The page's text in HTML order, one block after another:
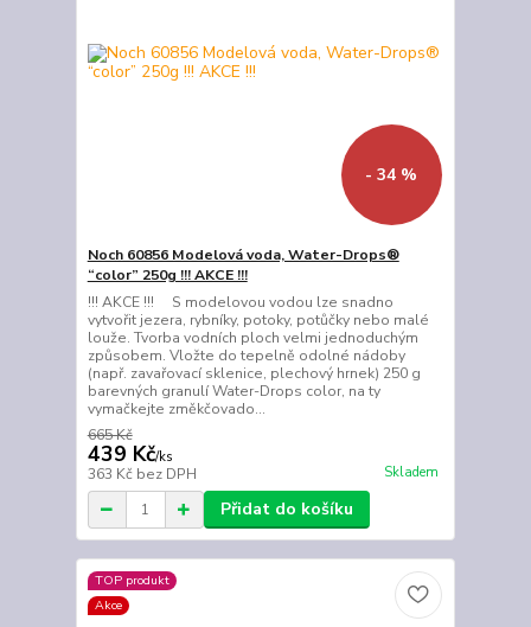
- 34 %
Noch 60856 Modelová voda, Water-Drops®
“color” 250g !!! AKCE !!!
!!! AKCE !!! S modelovou vodou lze snadno
vytvořit jezera, rybníky, potoky, potůčky nebo malé
louže. Tvorba vodních ploch velmi jednoduchým
způsobem. Vložte do tepelně odolné nádoby
(např. zavařovací sklenice, plechový hrnek) 250 g
barevných granulí Water-Drops color, na ty
vymačkejte změkčovado...
665 Kč
439 Kč/ks
363 Kč bez DPH Skladem
Přidat do košíku
TOP produkt
Akce